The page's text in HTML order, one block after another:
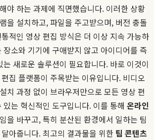
야 하는 과제에 직면했습니다. 이러한 상황
을 설치하고, 파일을 주고받으며, 버전 충돌
적인 영상 편집 방식은 더 이상 지속 가능하
장소와 기기에 구애받지 않고 아이디어를 즉
는 새로운 솔루션이 필요합니다. 바로 이것이
편집 플랫폼이 주목받는 이유입니다. 비디오
치 과정 없이 브라우저만으로 모든 영상 편
는 혁신적인 도구입니다. 이를 통해 온라인
을 바꾸고, 특히 분산된 환경에서 일하는 팀
아줍니다. 최고의 결과물을 위한 팀 콘텐츠